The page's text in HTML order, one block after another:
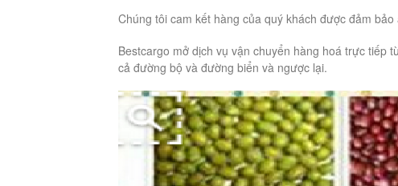
Chúng tôi cam kết hàng của quý khách được đảm
Bestcargo mở dịch vụ vận chuyển hàng hoá trực tiếp
cả đường bộ và đường biển và ngược lại.